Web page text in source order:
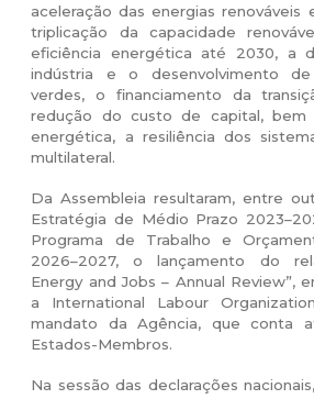
aceleração das energias renováveis
triplicação da capacidade
eficiência energética até 2030, a
indústria e o desenvolvimento
verdes, o financiamento da
redução do custo de capital, bem
energética, a resiliência dos
multilateral.
Da Assembleia resultaram, entre
Estratégia de Médio Prazo
Programa de Trabalho e
2026–2027, o lançamento do
Energy and Jobs – Annual Review”,
a International Labour
mandato da Agência, que conta
Estados-Membros.
Na sessão das declarações